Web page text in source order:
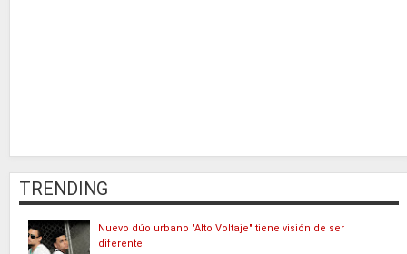
TRENDING
Nuevo dúo urbano "Alto Voltaje" tiene visión de ser
diferente